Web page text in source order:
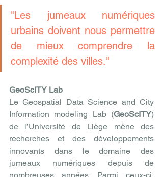
"Les jumeaux numériques
urbains doivent nous permettre
de mieux comprendre la
complexité des villes."
GeoScITY Lab
Le Geospatial Data Science and City
Information modeling Lab (GeoScITY)
de l’Université de Liège mène des
recherches et des développements
innovants dans le domaine des
jumeaux numériques depuis de